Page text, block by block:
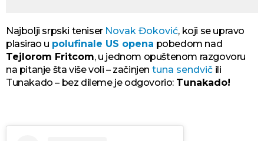
Najbolji srpski teniser Novak Đoković, koji se upravo
plasirao u polufinale US opena pobedom nad
Tejlorom Fritcom, u jednom opuštenom razgovoru
na pitanje šta više voli – začinjen tuna sendvič ili
Tunakado – bez dileme je odgovorio: Tunakado!